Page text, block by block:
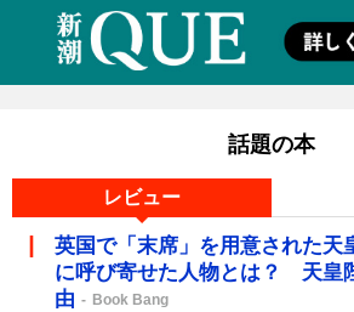
話題の本
レビュー
英国で「末席」を用意された天
に呼び寄せた人物とは？ 天皇
由
Book Bang